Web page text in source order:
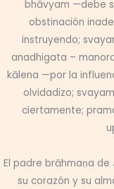
bhāvyam —debe
obstinación
instruyendo;
anadhigata –
kālena —por la
olvidadizo;
ciertamente;
El padre brāhmaṇa
su corazón y su